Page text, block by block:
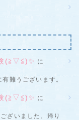
(≧▽≦)✨ に
難うございます。
(≧▽≦)✨ に
ざいました。帰り